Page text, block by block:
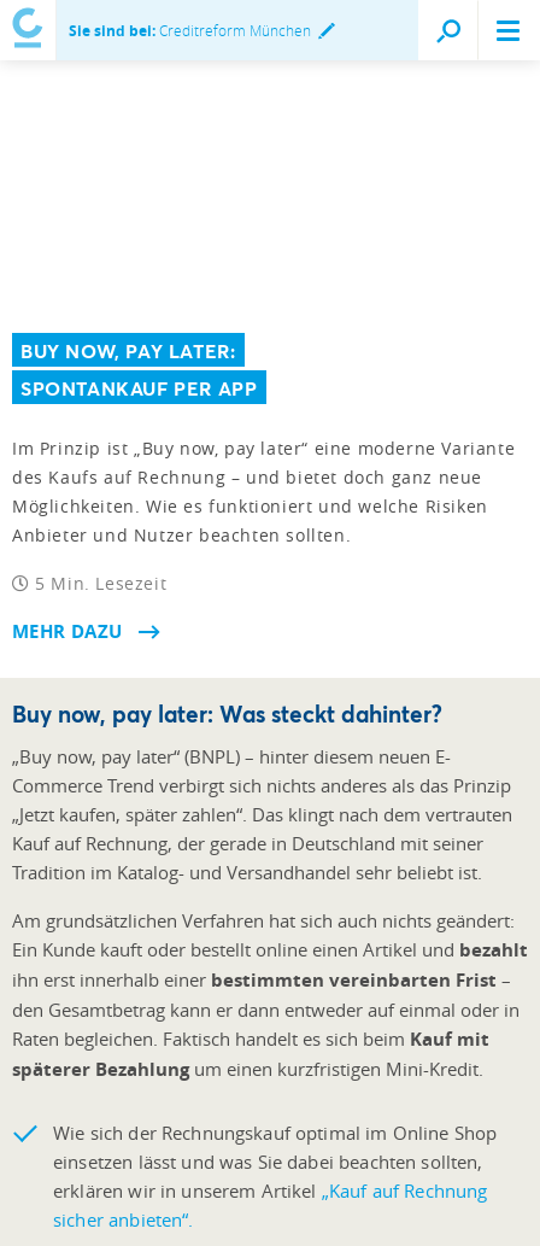
Sie sind bei:Creditreform München
BUY NOW, PAY LATER:
SPONTANKAUF PER APP
Im Prinzip ist „Buy now, pay later“ eine moderne Variante
des Kaufs auf Rechnung – und bietet doch ganz neue
Möglichkeiten. Wie es funktioniert und welche Risiken
Anbieter und Nutzer beachten sollten.
5 Min. Lesezeit
MEHR DAZU
Buy now, pay later: Was steckt dahinter?
„Buy now, pay later“ (BNPL) – hinter diesem neuen E-
Commerce Trend verbirgt sich nichts anderes als das Prinzip
„Jetzt kaufen, später zahlen“. Das klingt nach dem vertrauten
Kauf auf Rechnung, der gerade in Deutschland mit seiner
Tradition im Katalog- und Versandhandel sehr beliebt ist.
Am grundsätzlichen Verfahren hat sich auch nichts geändert:
Ein Kunde kauft oder bestellt online einen Artikel und bezahlt
ihn erst innerhalb einer bestimmten vereinbarten Frist –
den Gesamtbetrag kann er dann entweder auf einmal oder in
Raten begleichen. Faktisch handelt es sich beim Kauf mit
späterer Bezahlungum einen kurzfristigen Mini-Kredit.
Wie sich der Rechnungskauf optimal im Online Shop
einsetzen lässt und was Sie dabei beachten sollten,
erklären wir in unserem Artikel „Kauf auf Rechnung
sicher anbieten“.